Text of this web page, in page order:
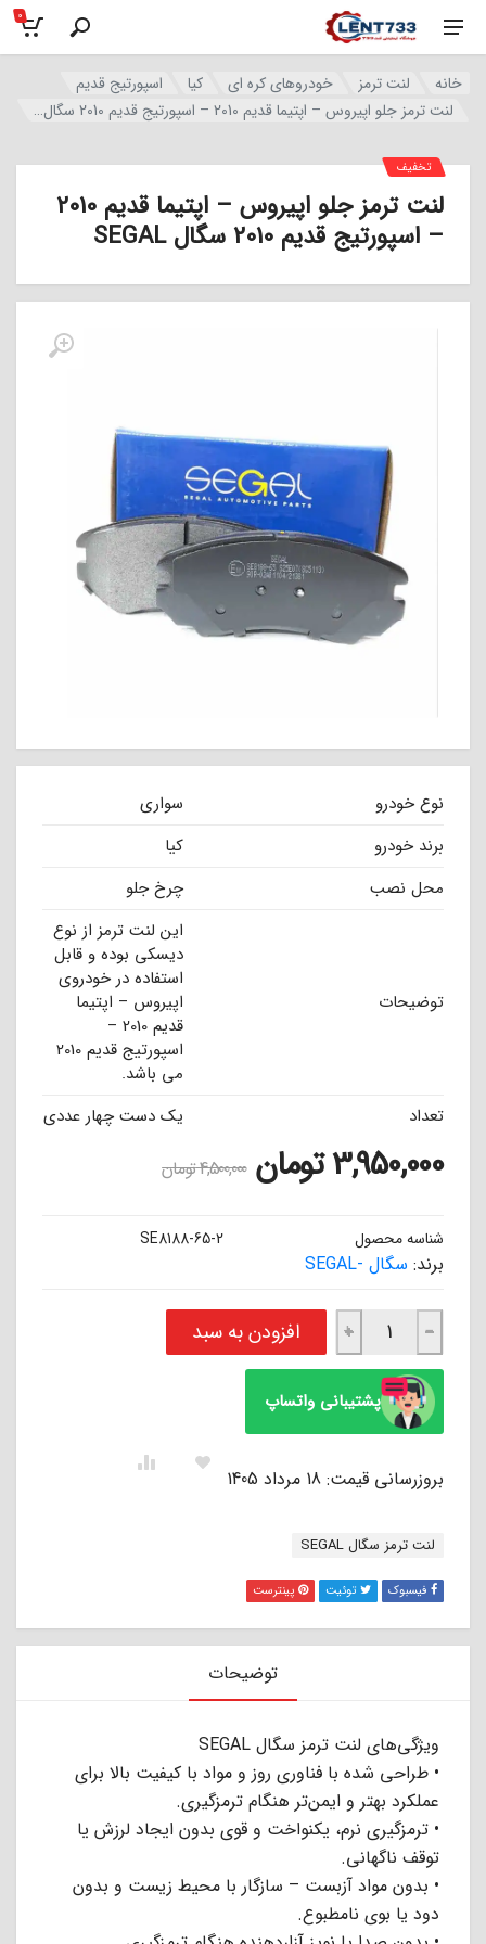
0
خانه لنت ترمز خودروهای کره ای کیا
اسپورتیج قدیم
لنت ترمز جلو اپیروس – اپتیما قدیم 2010 – اسپورتیج قدیم 2010 سگال SEGAL
لنت ترمز جلو اپیروس – اپتیما قدیم 2010
– اسپورتیج قدیم 2010 سگال SEGAL
نوع خودرو
سواری
برند خودرو
کیا
محل نصب
چرخ جلو
توضیحات
این لنت ترمز از نوع
دیسکی بوده و قابل
استفاده در خودروی
اپیروس – اپتیما
قدیم 2010 –
می باشد.
تعداد
یک دست چهار عددی
تخفیف
3,950,000تومان 4,500,000تومان
شناسه محصول SE8188-65-2
برند: سگال -SEGAL
لنت ترمز جلو اپیروس – اپتیما قدیم 2010 – اسپورتیج قدیم 2010 سگال SEGAL عدد
−
+ افزودن به سبد
پشتیبانی واتساپ
بروزرسانی قیمت: 18 مرداد 1405
برچسب:
لنت ترمز سگال SEGAL
فیسبوک توئیت پینترست
توضیحات
ویژگی‌های لنت ترمز سگال SEGAL
• طراحی شده با فناوری روز و مواد با کیفیت بالا برای
عملکرد بهتر و ایمن‌تر هنگام ترمزگیری.
• ترمزگیری نرم، یکنواخت و قوی بدون ایجاد لرزش یا
توقف ناگهانی.
• بدون مواد آزبست – سازگار با محیط زیست و بدون
دود یا بوی نامطبوع.